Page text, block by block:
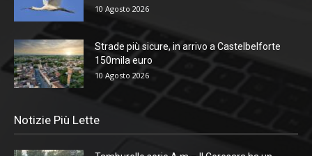
10 Agosto 2026
Strade più sicure, in arrivo a Castelbelforte
150mila euro
10 Agosto 2026
Notizie Più Lette